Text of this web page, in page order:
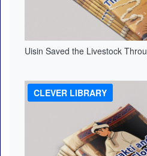
Uisin Saved the Livestock
CLEVER LIBRARY